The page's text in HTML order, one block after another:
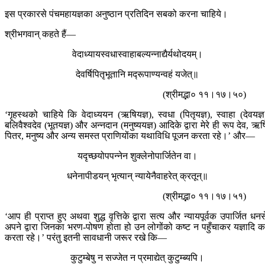
इस प्रकारसे पंचमहायज्ञका अनुष्ठान प्रतिदिन सबको करना चाहिये।
श्रीभगवान् कहते हैं—
वेदाध्यायस्वधास्वाहाबल्यन्नाद्यैर्यथोदयम्।
देवर्षिपितृभूतानि मद्‍रूपाण्यन्वहं यजेत्॥
(श्रीमद्भा० ११।१७।५०)
‘गृहस्थको चाहिये कि वेदाध्ययन (ऋषियज्ञ), स्वधा (पितृयज्ञ), स्वाहा
बलिवैश्वदेव (भूतयज्ञ) और अन्नदान (मनुष्ययज्ञ) आदिके द्वारा मेरे ही रूप देव,
पितर, मनुष्य और अन्य समस्त प्राणियोंका यथाविधि पूजन करता रहे।’ और—
यदृच्छयोपपन्नेन शुक्लेनोपार्जितेन वा।
धनेनापीडयन् भृत्यान् न्यायेनैवाहरेत् क्रतून्॥
(श्रीमद्भा० ११।१७।५१)
‘आप ही प्राप्त हुए अथवा शुद्ध वृत्तिके द्वारा सत्य और न्यायपूर्वक उपार्जित
अपने द्वारा जिनका भरण-पोषण होता हो उन लोगोंको कष्ट न पहुँचाकर यज्ञादि
करता रहे।’ परंतु इतनी सावधानी जरूर रखे कि—
कुटुम्बेषु न सज्जेत न प्रमाद्येत् कुटुम्ब्यपि।